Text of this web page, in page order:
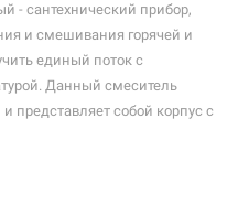
однорычажный
- сантехнический прибор,
и смешивания горячей и
единый поток с
Данный смеситель
представляет собой корпус с
и температуру воды.